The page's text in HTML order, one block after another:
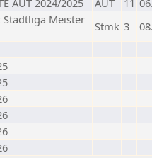
AUT 2024/2025 AUT 11
Stadtliga Meister
Stmk 3